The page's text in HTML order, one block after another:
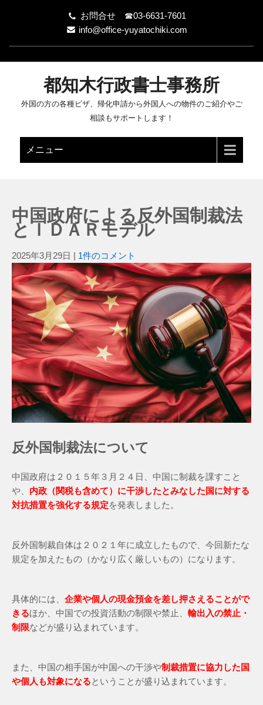
お問合せ ☎03-6631-7601
info@office-yuyatochiki.com
都知木行政書士事務所
外国の方の各種ビザ、帰化申請から外国人への物件のご紹介やご
相談もサポートします！
メニュー
中国政府による反外国制裁法
とＩＤＡＲモデル
2025年3月29日 | 1件のコメント
反外国制裁法について
中国政府は２０１５年３月２４日、中国に制裁を課すこと
や、 内政（関税も含めて）に干渉したとみなした国に対する
対抗措置を強化する規定を発表しました。
反外国制裁自体は２０２１年に成立したもので、今回新たな
規定を加えたもの（かなり広く厳しいもの）になります。
具体的には、 企業や個人の現金預金を差し押さえることがで
きるほか、中国での投資活動の制限や禁止、 輸出入の禁止・
制限などが盛り込まれています。
また、中国の相手国が中国への干渉や制裁措置に協力した国
や個人も対象になるということが盛り込まれています。